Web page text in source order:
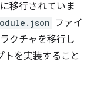
移行されていま
ファイ
クチャを移行し
トを実装すること